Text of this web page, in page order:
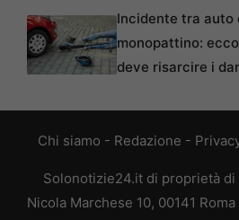
Incidente tra auto
monopattino:
deve risarcire i
Chi siamo - Redazione -
Solonotizie24.it di proprietà di
Nicola Marchese 10, 00141